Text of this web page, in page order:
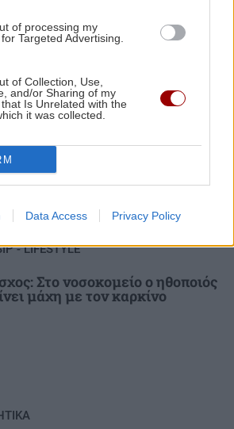
of processing my
Targeted Advertising.
of Collection, Use,
and/or Sharing of my
Is Unrelated with the
it was collected.
Data Access Privacy Policy
– Η πρώτη εικόνα των
19:32
να πλένονται μαζί οι
και μπάνιου;
στις φωτιές,
τις χώρες του Κόλπου με
αν δεν σταματήσουν τον
- LIFESTYLE
Στο νοσοκομείο ο ηθοποιός
μάχη με τον καρκίνο